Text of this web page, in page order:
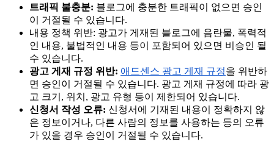
트래픽 불충분: 블로그에 충분한 트래픽이 없으면 승인
이 거절될 수 있습니다.
내용 정책 위반: 광고가 게재된 블로그에 음란물, 폭력적
인 내용, 불법적인 내용 등이 포함되어 있으면 비승인 될
수 있습니다.
광고 게재 규정 위반: 애드센스 광고 게재 규정을 위반하
면 승인이 거절될 수 있습니다. 광고 게재 규정에 따라 광
고 크기, 위치, 광고 유형 등이 제한되어 있습니다.
신청서 작성 오류: 신청서에 기재된 내용이 정확하지 않
은 정보이거나, 다른 사람의 정보를 사용하는 등의 오류
가 있을 경우 승인이 거절될 수 있습니다.